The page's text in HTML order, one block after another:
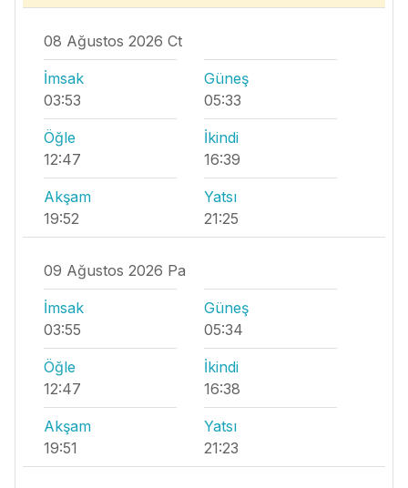
08 Ağustos 2026 Ct
İmsak
03:53
Güneş
05:33
Öğle
12:47
İkindi
16:39
Akşam
19:52
Yatsı
21:25
09 Ağustos 2026 Pa
İmsak
03:55
Güneş
05:34
Öğle
12:47
İkindi
16:38
Akşam
19:51
Yatsı
21:23